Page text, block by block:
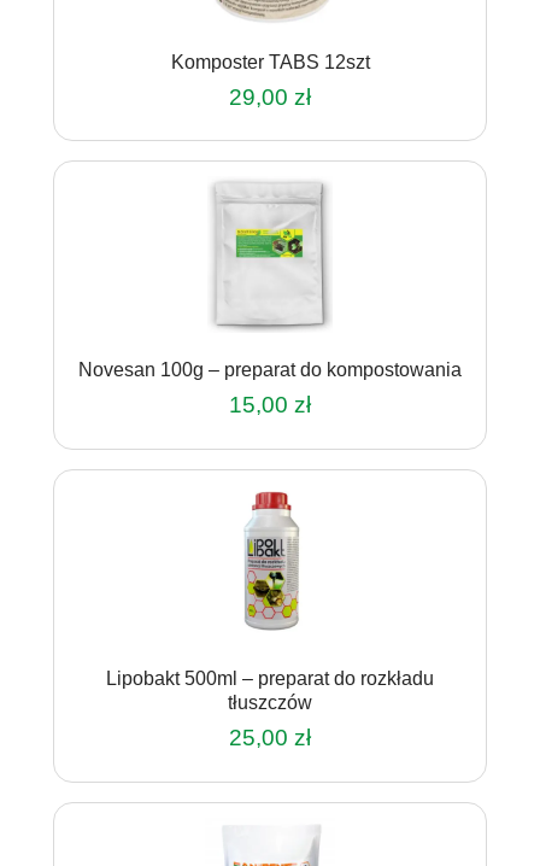
Komposter TABS 12szt
29,00 zł
Novesan 100g – preparat do kompostowania
15,00 zł
Lipobakt 500ml – preparat do rozkładu
tłuszczów
25,00 zł